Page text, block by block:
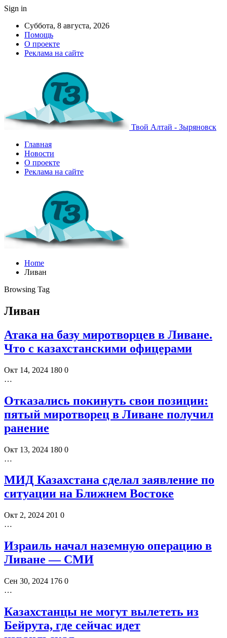
Sign in
Суббота, 8 августа, 2026
Помощь
О проекте
Реклама на сайте
Твой Алтай - Зыряновск
Главная
Новости
О проекте
Реклама на сайте
Home
Ливан
Browsing Tag
Ливан
Атака на базу миротворцев в Ливане.
Что с казахстанскими офицерами
Окт 14, 2024 180 0
…
Отказались покинуть свои позиции:
пятый миротворец в Ливане получил
ранение
Окт 13, 2024 180 0
…
МИД Казахстана сделал заявление по
ситуации на Ближнем Востоке
Окт 2, 2024 201 0
…
Израиль начал наземную операцию в
Ливане — СМИ
Сен 30, 2024 176 0
…
Казахстанцы не могут вылететь из
Бейрута, где сейчас идет